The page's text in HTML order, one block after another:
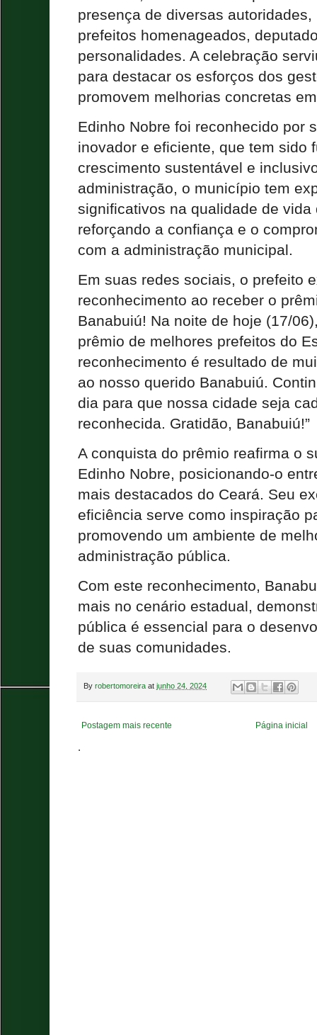
presença de diversas
prefeitos homenageados,
personalidades. A celebração
para destacar os esforços dos
promovem melhorias concretas
Edinho Nobre foi reconhecido por
inovador e eficiente, que tem sido
crescimento sustentável e
administração, o município tem
significativos na qualidade de vida
reforçando a confiança e o
com a administração municipal.
Em suas redes sociais, o prefeito
reconhecimento ao receber o
Banabuiú! Na noite de hoje (17/
prêmio de melhores prefeitos do
reconhecimento é resultado de
ao nosso querido Banabuiú.
dia para que nossa cidade seja
reconhecida. Gratidão, Banabuiú!”
A conquista do prêmio reafirma o
Edinho Nobre, posicionando-o
mais destacados do Ceará. Seu
eficiência serve como inspiração
promovendo um ambiente de
administração pública.
Com este reconhecimento,
mais no cenário estadual,
pública é essencial para o
de suas comunidades.
By robertomoreira at junho 24, 2024
Postagem mais recente Página inicial
.